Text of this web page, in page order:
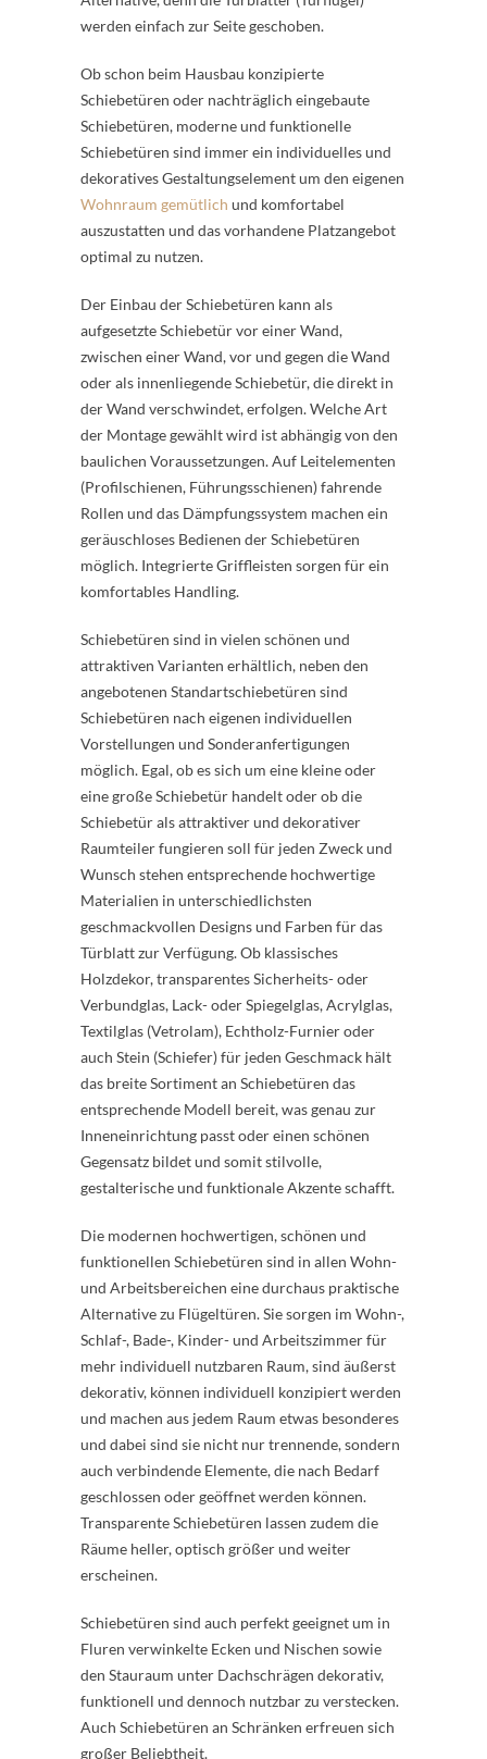
werden einfach zur Seite geschoben.
Ob schon beim Hausbau konzipierte
Schiebetüren oder nachträglich eingebaute
Schiebetüren, moderne und funktionelle
Schiebetüren sind immer ein individuelles und
dekoratives Gestaltungselement um den eigenen
Wohnraum gemütlich und komfortabel
auszustatten und das vorhandene Platzangebot
optimal zu nutzen.
Der Einbau der Schiebetüren kann als
aufgesetzte Schiebetür vor einer Wand,
zwischen einer Wand, vor und gegen die Wand
oder als innenliegende Schiebetür, die direkt in
der Wand verschwindet, erfolgen. Welche Art
der Montage gewählt wird ist abhängig von den
baulichen Voraussetzungen. Auf Leitelementen
(Profilschienen, Führungsschienen) fahrende
Rollen und das Dämpfungssystem machen ein
geräuschloses Bedienen der Schiebetüren
möglich. Integrierte Griffleisten sorgen für ein
komfortables Handling.
Schiebetüren sind in vielen schönen und
attraktiven Varianten erhältlich, neben den
angebotenen Standartschiebetüren sind
Schiebetüren nach eigenen individuellen
Vorstellungen und Sonderanfertigungen
möglich. Egal, ob es sich um eine kleine oder
eine große Schiebetür handelt oder ob die
Schiebetür als attraktiver und dekorativer
Raumteiler fungieren soll für jeden Zweck und
Wunsch stehen entsprechende hochwertige
Materialien in unterschiedlichsten
geschmackvollen Designs und Farben für das
Türblatt zur Verfügung. Ob klassisches
Holzdekor, transparentes Sicherheits- oder
Verbundglas, Lack- oder Spiegelglas, Acrylglas,
Textilglas (Vetrolam), Echtholz-Furnier oder
auch Stein (Schiefer) für jeden Geschmack hält
das breite Sortiment an Schiebetüren das
entsprechende Modell bereit, was genau zur
Inneneinrichtung passt oder einen schönen
Gegensatz bildet und somit stilvolle,
gestalterische und funktionale Akzente schafft.
Die modernen hochwertigen, schönen und
funktionellen Schiebetüren sind in allen Wohn-
und Arbeitsbereichen eine durchaus praktische
Alternative zu Flügeltüren. Sie sorgen im Wohn-,
Schlaf-, Bade-, Kinder- und Arbeitszimmer für
mehr individuell nutzbaren Raum, sind äußerst
dekorativ, können individuell konzipiert werden
und machen aus jedem Raum etwas besonderes
und dabei sind sie nicht nur trennende, sondern
auch verbindende Elemente, die nach Bedarf
geschlossen oder geöffnet werden können.
Transparente Schiebetüren lassen zudem die
Räume heller, optisch größer und weiter
erscheinen.
Schiebetüren sind auch perfekt geeignet um in
Fluren verwinkelte Ecken und Nischen sowie
den Stauraum unter Dachschrägen dekorativ,
funktionell und dennoch nutzbar zu verstecken.
Auch Schiebetüren an Schränken erfreuen sich
großer Beliebtheit.